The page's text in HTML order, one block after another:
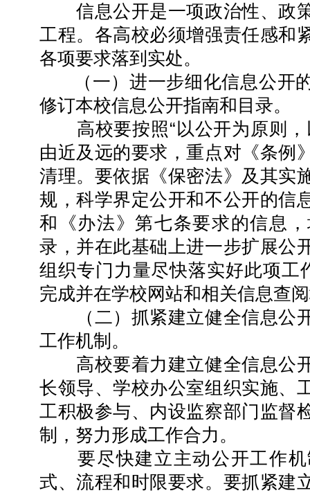
信息公开是一项政治性、政
工程。各高校必须增强责任感和
各项要求落到实处。
（一）进一步细化信息公开
修订本校信息公开指南和目录。
高校要按照“以公开为原则，
由近及远的要求，重点对《条例
清理。要依据《保密法》及其实
规，科学界定公开和不公开的信
和《办法》第七条要求的信息
录，并在此基础上进一步扩展公
组织专门力量尽快落实好此项工
完成并在学校网站和相关信息查
（二）抓紧建立健全信息公
工作机制。
高校要着力建立健全信息公
长领导、学校办公室组织实施、
工积极参与、内设监察部门监督
制，努力形成工作合力。
要尽快建立主动公开工作机
式、流程和时限要求。要抓紧建